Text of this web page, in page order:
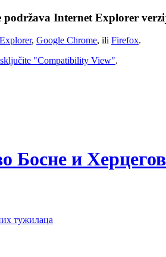
podržava Internet Explorer
, Google Chrome, ili Firefox.
"Compatibility View".
Босне и
тужилаца